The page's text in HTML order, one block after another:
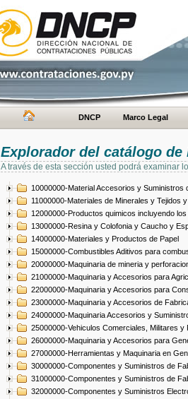
DNCP Marco Legal
Explorador del catálogo
A través de esta sección usted podrá examinar
10000000-Material Accesorios y Suministros
11000000-Materiales de Minerales y Tejidos
12000000-Productos quimicos incluyendo
13000000-Resina y Colofonia y Caucho y
14000000-Materiales y Productos de Papel
15000000-Combustibles Aditivos para
20000000-Maquinaria de mineria y
21000000-Maquinaria y Accesorios para
22000000-Maquinaria y Accesorios para
23000000-Maquinaria y Accesorios de
24000000-Maquinaria Accesorios y
25000000-Vehiculos Comerciales, Militares
26000000-Maquinaria y Accesorios para
27000000-Herramientas y Maquinaria en
30000000-Componentes y Suministros de
31000000-Componentes y Suministros de
32000000-Componentes y Suministros